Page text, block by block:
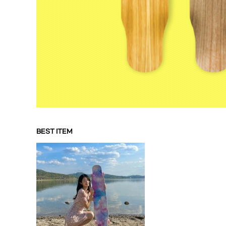
BEST ITEM